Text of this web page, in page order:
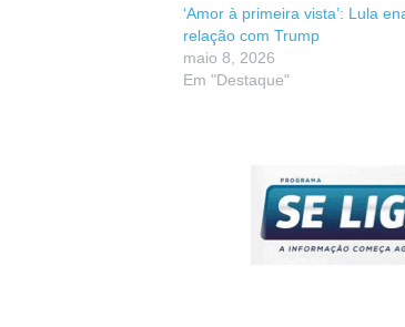
‘Amor à primeira vista’: Lula
relação com Trump
maio 8, 2026
Em "Destaque"